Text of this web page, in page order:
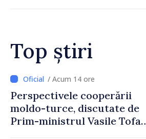
Top știri
/ Acum 12 ore
Forumul Diasporei //
Republica Moldova,
promovată în Elveția prin